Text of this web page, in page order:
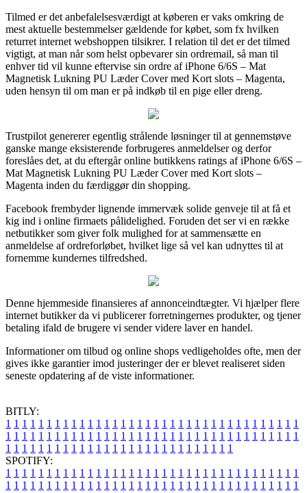
Tilmed er det anbefalelsesværdigt at køberen er vaks omkring de
mest aktuelle bestemmelser gældende for købet, som fx hvilken
returret internet webshoppen tilsikrer. I relation til det er det tilmed
vigtigt, at man når som helst opbevarer sin ordremail, så man til
enhver tid vil kunne eftervise sin ordre af iPhone 6/6S – Mat
Magnetisk Lukning PU Læder Cover med Kort slots – Magenta,
uden hensyn til om man er på indkøb til en pige eller dreng.
Trustpilot genererer egentlig strålende løsninger til at gennemstøve
ganske mange eksisterende forbrugeres anmeldelser og derfor
foreslåes det, at du eftergår online butikkens ratings af iPhone 6/6S –
Mat Magnetisk Lukning PU Læder Cover med Kort slots –
Magenta inden du færdiggør din shopping.
Facebook frembyder lignende immervæk solide genveje til at få et
kig ind i online firmaets pålidelighed. Foruden det ser vi en række
netbutikker som giver folk mulighed for at sammensætte en
anmeldelse af ordreforløbet, hvilket lige så vel kan udnyttes til at
fornemme kundernes tilfredshed.
Denne hjemmeside finansieres af annonceindtægter. Vi hjælper flere
internet butikker da vi publicerer forretningernes produkter, og tjener
betaling ifald de brugere vi sender videre laver en handel.
Informationer om tilbud og online shops vedligeholdes ofte, men der
gives ikke garantier imod justeringer der er blevet realiseret siden
seneste opdatering af de viste informationer.
BITLY:
1 1 1 1 1 1 1 1 1 1 1 1 1 1 1 1 1 1 1 1 1 1 1 1 1 1 1 1 1 1 1 1 1 1 1 1
1 1 1 1 1 1 1 1 1 1 1 1 1 1 1 1 1 1 1 1 1 1 1 1 1 1 1 1 1 1 1 1 1 1 1 1
1 1 1 1 1 1 1 1 1 1 1 1 1 1 1 1 1 1 1 1 1 1 1 1 1 1 1 1
SPOTIFY:
1 1 1 1 1 1 1 1 1 1 1 1 1 1 1 1 1 1 1 1 1 1 1 1 1 1 1 1 1 1 1 1 1 1 1 1
1 1 1 1 1 1 1 1 1 1 1 1 1 1 1 1 1 1 1 1 1 1 1 1 1 1 1 1 1 1 1 1 1 1 1 1